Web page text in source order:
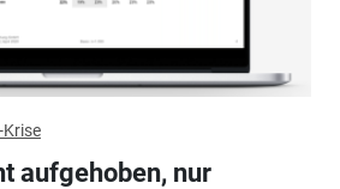
aufgehoben, nur